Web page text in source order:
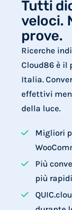
Tutti
veloci.
prove.
Ricerche
Cloud86 è il
Italia.
effettivi
della luce.
Migliori
Più
più rapidi